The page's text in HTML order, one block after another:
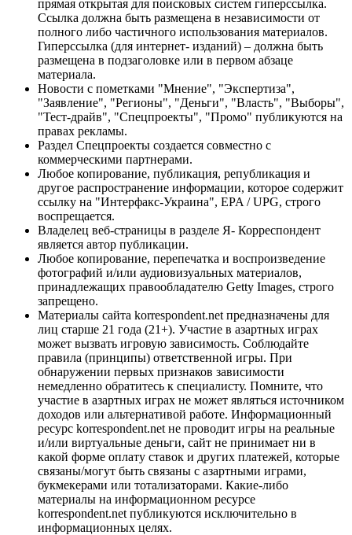
прямая открытая для поисковых систем гиперссылка.
Ссылка должна быть размещена в независимости от
полного либо частичного использования материалов.
Гиперссылка (для интернет- изданий) – должна быть
размещена в подзаголовке или в первом абзаце
материала.
Новости с пометками "Мнение", "Экспертиза",
"Заявление", "Регионы", "Деньги", "Власть", "Выборы",
"Тест-драйв", "Спецпроекты", "Промо" публикуются на
правах рекламы.
Раздел Спецпроекты создается совместно с
коммерческими партнерами.
Любое копирование, публикация, републикация и
другое распространение информации, которое содержит
ссылку на "Интерфакс-Украина", EPA / UPG, строго
воспрещается.
Владелец веб-страницы в разделе Я- Корреспондент
является автор публикации.
Любое копирование, перепечатка и воспроизведение
фотографий и/или аудиовизуальных материалов,
принадлежащих правообладателю Getty Images, строго
запрещено.
Материалы сайта korrespondent.net предназначены для
лиц старше 21 года (21+). Участие в азартных играх
может вызвать игровую зависимость. Соблюдайте
правила (принципы) ответственной игры. При
обнаружении первых признаков зависимости
немедленно обратитесь к специалисту. Помните, что
участие в азартных играх не может являться источником
доходов или альтернативой работе. Информационный
ресурс korrespondent.net не проводит игры на реальные
и/или виртуальные деньги, сайт не принимает ни в
какой форме оплату ставок и других платежей, которые
связаны/могут быть связаны с азартными играми,
букмекерами или тотализаторами. Какие-либо
материалы на информационном ресурсе
korrespondent.net публикуются исключительно в
информационных целях.